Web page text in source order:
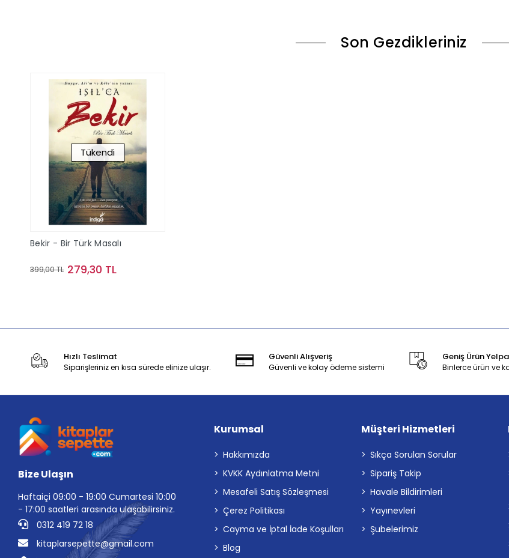
Son Gezdikleriniz
Tükendi
Bekir - Bir Türk Masalı
399,00 TL 279,30 TL
Hızlı Teslimat
Siparişleriniz en kısa sürede elinize ulaşır.
Güvenli Alışveriş
Güvenli ve kolay ödeme sistemi
Geniş Ürün
Binlerce ürün ve
Bize Ulaşın
Haftaiçi 09:00 - 19:00 Cumartesi 10:00
- 17:00 saatleri arasında ulaşabilirsiniz.
0312 419 72 18
kitaplarsepette@gmail.com
Kurumsal
Hakkımızda
KVKK Aydınlatma Metni
Mesafeli Satış Sözleşmesi
Çerez Politikası
Cayma ve İptal İade Koşulları
Blog
Müşteri Hizmetleri
Sıkça Sorulan Sorular
Sipariş Takip
Havale Bildirimleri
Yayınevleri
Şubelerimiz